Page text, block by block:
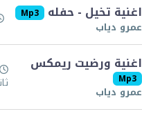
اغنية تخيل - حفله Mp3
عمرو دياب
اغنية ورضيت ريمكس
Mp3
عمرو دياب